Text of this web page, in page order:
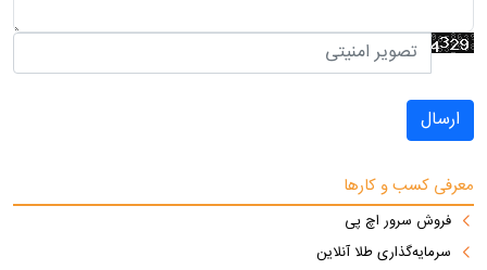
ارسال
معرفی کسب و کارها
فروش سرور اچ پی
سرمایه‌گذاری طلا آنلاین